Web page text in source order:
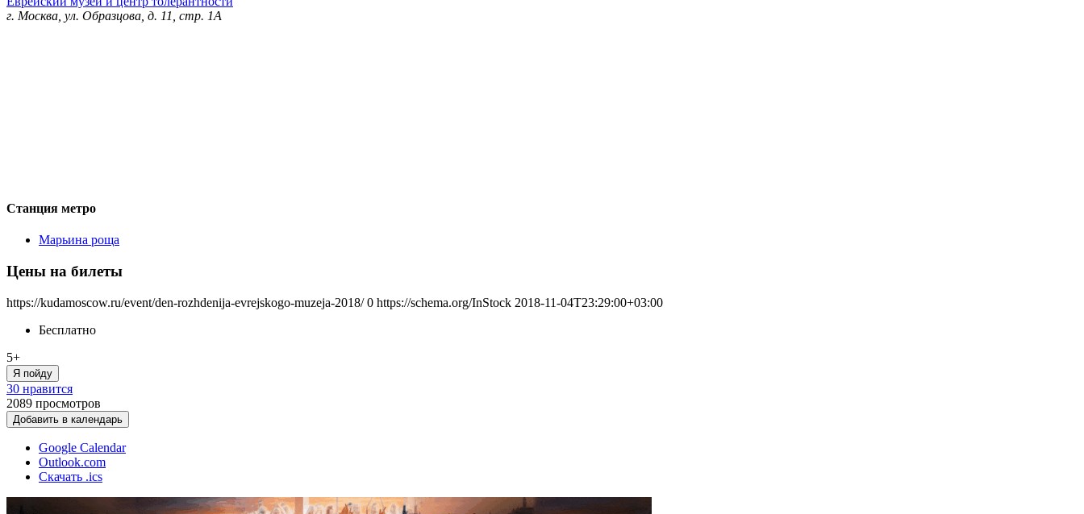
г. Москва, ул. Образцова, д. 11, стр. 1А
Станция метро
Марьина роща
Цены на билеты
https://kudamoscow.ru/event/den-rozhdenija-evrejskogo-muzeja-2018/ 0 https://schema.org/InStock 2018-11-04T23:29:00+03:00
Бесплатно
5+
Я пойду
30 нравится
2089 просмотров
Добавить в календарь
Google Calendar
Outlook.com
Скачать .ics